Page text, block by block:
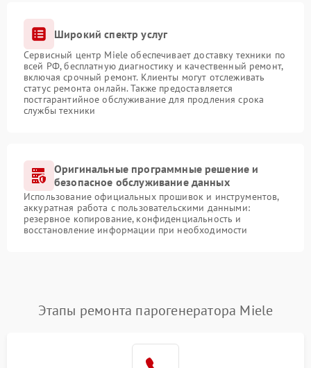
Широкий спектр услуг
Сервисный центр Miele обеспечивает доставку техники по
всей РФ, бесплатную диагностику и качественный ремонт,
включая срочный ремонт. Клиенты могут отслеживать
статус ремонта онлайн. Также предоставляется
постгарантийное обслуживание для продления срока
службы техники
Оригинальные программные решение и
безопасное обслуживание данных
Использование официальных прошивок и инструментов,
аккуратная работа с пользовательскими данными:
резервное копирование, конфиденциальность и
восстановление информации при необходимости
Этапы ремонта парогенератора Miele